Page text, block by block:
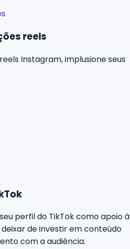
reels
Instagram, implusione seus
perfil do TikTok como apoio à
de investir em conteúdo
com a audiência.